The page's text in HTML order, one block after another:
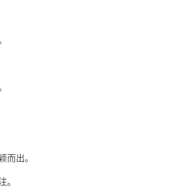
出。